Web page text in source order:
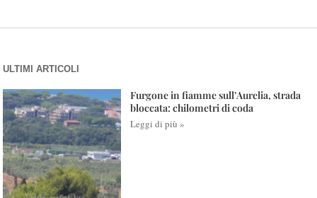
ULTIMI ARTICOLI
Furgone in fiamme sull’Aurelia, strada
bloccata: chilometri di coda
Leggi di più »